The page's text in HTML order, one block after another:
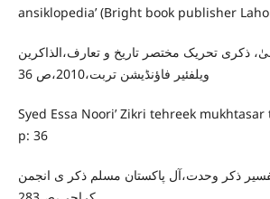
ansiklopedia’ (Bright book publisher
ذکری تحریک مختصر تاریخ و تعارف،الذاکرین
ویلفئیر فاؤنڈیشن تربت،2010،ص 36
Syed Essa Noori’ Zikri tehreek
p: 36
ذکر وحدت،آل پاکستان مسلم ذکر ی انجمن